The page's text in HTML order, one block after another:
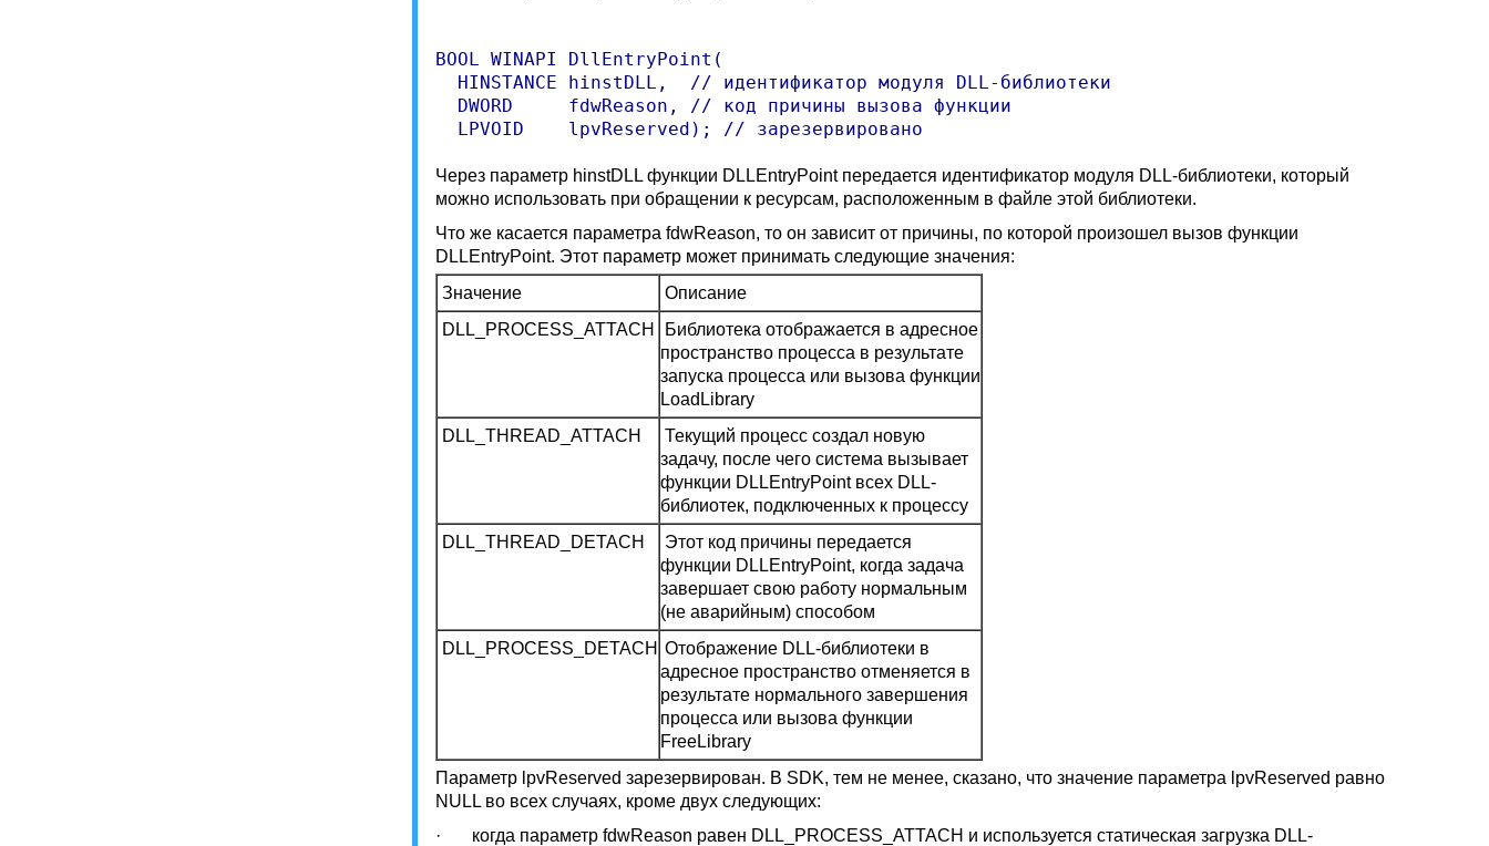
BOOL WINAPI DllEntryPoint(
  HINSTANCE hinstDLL,  // идентификатор модуля DLL-библиотеки
  DWORD     fdwReason, // код причины вызова функции
Через параметр hinstDLL функции DLLEntryPoint передается идентификатор модуля DLL-библиотеки, который
можно использовать при обращении к ресурсам, расположенным в файле этой библиотеки.
Что же касается параметра fdwReason, то он зависит от причины, по которой произошел вызов функции
DLLEntryPoint. Этот параметр может принимать следующие значения:
Значение
Описание
DLL_PROCESS_ATTACH
Библиотека отображается в адресное
пространство процесса в результате
запуска процесса или вызова функции
LoadLibrary
DLL_THREAD_ATTACH
Текущий процесс создал новую
задачу, после чего система вызывает
функции DLLEntryPoint всех DLL-
библиотек, подключенных к процессу
DLL_THREAD_DETACH
Этот код причины передается
функции DLLEntryPoint, когда задача
завершает свою работу нормальным
(не аварийным) способом
DLL_PROCESS_DETACH Отображение DLL‑библиотеки в
адресное пространство отменяется в
результате нормального завершения
процесса или вызова функции
FreeLibrary
Параметр lpvReserved зарезервирован. В SDK, тем не менее, сказано, что значение параметра lpvReserved равно
NULL во всех случаях, кроме двух следующих:
· когда параметр fdwReason равен DLL_PROCESS_ATTACH и используется статическая загрузка DLL-